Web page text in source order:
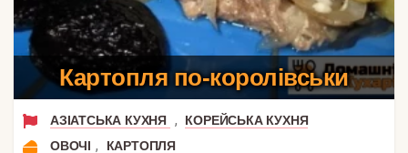
Картопля по-королівськи
АЗІАТСЬКА КУХНЯ ,
КОРЕЙСЬКА КУХНЯ
ОВОЧІ ,
КАРТОПЛЯ